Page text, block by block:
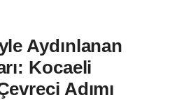
Aydınlanan
Kocaeli
Adımı